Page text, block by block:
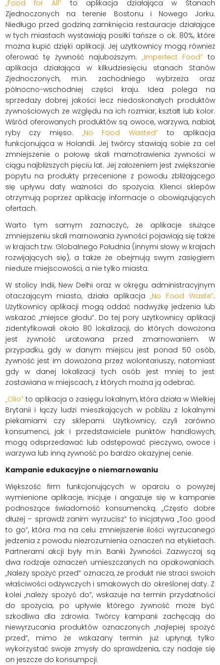
„Food for All” to aplikacja działająca w Stanach
Zjednoczonych na terenie Bostonu i Nowego Jorku.
Niedługo przed godziną zamknięcia restauracje działające
w tych miastach wystawiają posiłki tańsze o ok. 80%, które
można kupić dzięki aplikacji. Jej użytkownicy mogą również
oferować tę żywność najuboższym. „Imperfect Food” to
aplikacja działająca w kilkudziesięciu stanach Stanów
Zjednoczonych, m.in. zachodniego wybrzeża oraz
północno-wschodniej części kraju. Idea polega na
sprzedaży dobrej jakości lecz niedoskonałych produktów
żywnościowych ze względu na ich rozmiar, kształt lub kolor.
Wśród oferowanych produktów są owoce, warzywa, nabiał,
ryby czy mięso. „No Food Wasted” to aplikacja
funkcjonująca w Holandii. Jej twórcy stawiają sobie za cel
zmniejszenie o połowę skali marnotrawienia żywności w
ciągu najbliższych pięciu lat. Jej założeniem jest zwiększanie
popytu na produkty przecenione z powodu zbliżającego
się upływu daty ważności do spożycia. Klienci sklepów
otrzymują poprzez aplikację informacje o obowiązujących
ofertach.
Warto tym samym zaznaczyć, że aplikacje służące
zmniejszeniu skali marnowania żywności pojawiają się także
w krajach tzw. Globalnego Południa (innymi słowy w krajach
rozwijających się), a także że obejmują swym zasięgiem
nieduże miejscowości, a nie tylko miasta.
W stolicy Indii, New Delhi oraz w okręgu administracyjnym
otaczającym miasto, działa aplikacja„No Food Waste”.
Użytkownicy aplikacji mogą oddać nadwyżkę jedzenia lub
wskazać „miejsce głodu”. Do tej pory użytkownicy aplikacji
zidentyfikowali około 80 lokalizacji, do których dowożona
jest żywność uratowana przed zmarnowaniem. W
przypadku, gdy w danym miejscu jest ponad 50 osób,
żywność jest im dowożona przez wolontariuszy, natomiast
gdy w danej lokalizacji tych osób jest mniej to jest
zostawiana w miejscach, z których można ją odebrać.
„Olio”to aplikacja o zasięgu lokalnym, która działa w Wielkiej
Brytanii i łączy ludzi mieszkających w pobliżu z lokalnymi
piekarniami czy sklepami. Użytkownicy, czyli zarówno
konsumenci, jak i przedstawiciele punktów handlowych,
mogą odsprzedawać lub odstępować pieczywo, owoce i
warzywa lub inną żywność po bardzo okazyjnej cenie.
Kampanie edukacyjne o niemarnowaniu
Większość firm funkcjonujących w oparciu o powyżej
wymienione aplikacje, inicjuje i angażuje się w kampanie
podnoszące świadomość konsumencką. „Często dobre
dłużej – sprawdź zanim wyrzucisz” to inicjatywa „Too good
to go”, która ma na celu zmniejszenie ilości wyrzucanego
jedzenia z powodu niezrozumienia oznaczeń na etykietach.
Partnerami akcji były m.in. Banki Żywności. Zazwyczaj są
dwa rodzaje oznaczeń umieszczanych na opakowaniach.
„Należy spożyć przed” oznacza, że produkt nie straci swoich
właściwości odżywczych i smakowych do określonej daty. Z
kolei „należy spożyć do”, wskazuje na termin przydatności
do spożycia, po upływie którego żywność może być
szkodliwa dla zdrowia. Twórcy kampanii zachęcają do
niewyrzucania produktów oznaczonych „najlepiej spożyć
przed”, mimo że wskazany termin już upłynął, tylko
wykorzystać swoje zmysły do sprawdzenia, czy nadaje się
on jeszcze do konsumpcji.